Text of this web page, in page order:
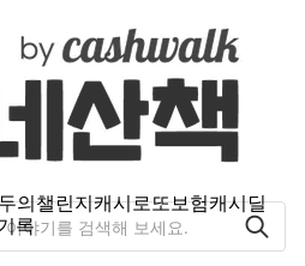
의챌린지캐시로또보험캐시딜
록